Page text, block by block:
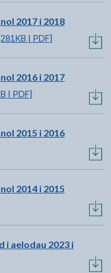
2017 i 2018
| PDF]
2016 i 2017
| PDF]
2015 i 2016
2014 i 2015
i aelodau 2023 i